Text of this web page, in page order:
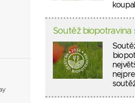
Soutěž biopotravina